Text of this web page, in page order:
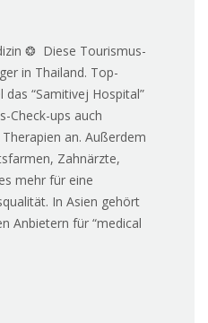
❂ Diese Tourismus-
in Thailand. Top-
“Samitivej Hospital”
Check-ups auch
an. Außerdem
Zahnärzte,
mehr für eine
In Asien gehört
Anbietern für “medical